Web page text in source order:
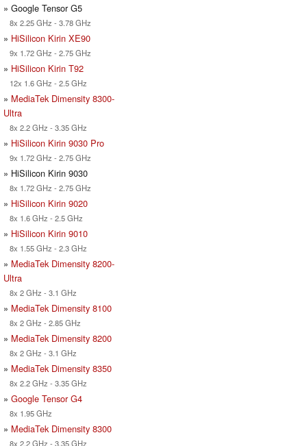
» Google Tensor G5
8x 2.25 GHz - 3.78 GHz
» HiSilicon Kirin XE90
9x 1.72 GHz - 2.75 GHz
» HiSilicon Kirin T92
12x 1.6 GHz - 2.5 GHz
» MediaTek Dimensity 8300-
Ultra
8x 2.2 GHz - 3.35 GHz
» HiSilicon Kirin 9030 Pro
9x 1.72 GHz - 2.75 GHz
» HiSilicon Kirin 9030
8x 1.72 GHz - 2.75 GHz
» HiSilicon Kirin 9020
8x 1.6 GHz - 2.5 GHz
» HiSilicon Kirin 9010
8x 1.55 GHz - 2.3 GHz
» MediaTek Dimensity 8200-
Ultra
8x 2 GHz - 3.1 GHz
» MediaTek Dimensity 8100
8x 2 GHz - 2.85 GHz
» MediaTek Dimensity 8200
8x 2 GHz - 3.1 GHz
» MediaTek Dimensity 8350
8x 2.2 GHz - 3.35 GHz
» Google Tensor G4
8x 1.95 GHz
» MediaTek Dimensity 8300
8x 2.2 GHz - 3.35 GHz